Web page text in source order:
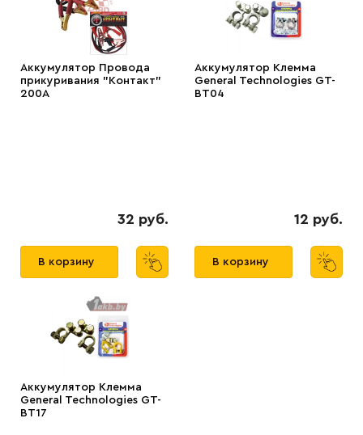
Аккумулятор Провода
прикуривания "Контакт"
200А
32 руб.
В корзину
Аккумулятор Клемма
General Technologies GT-
BT04
12 руб.
В корзину
Аккумулятор Клемма
General Technologies GT-
BT17